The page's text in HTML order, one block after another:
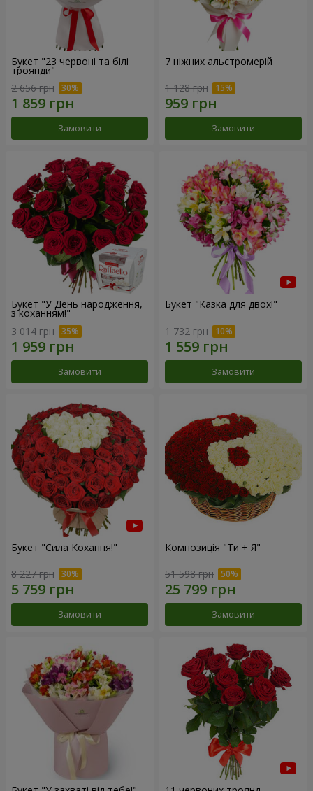
Букет "23 червоні та білі
троянди"
2 656 грн
Замовити
7 ніжних альстромерій
1 128 грн
Замовити
Букет "У День народження,
з коханням!"
3 014 грн
Замовити
Букет "Казка для двох!"
1 732 грн
Замовити
Букет "Сила Кохання!"
8 227 грн
Замовити
Композиція "Ти + Я"
51 598 грн
Замовити